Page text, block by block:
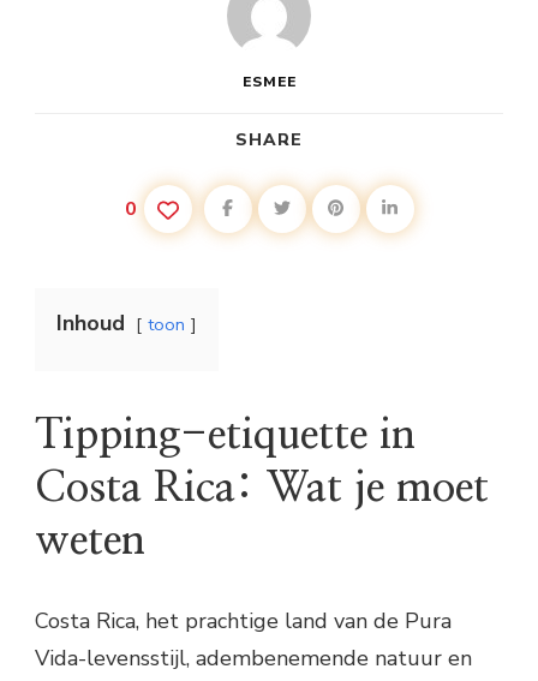
ESMEE
SHARE
0
Inhoud toon
Tipping-etiquette in
Costa Rica: Wat je moet
weten
Costa Rica, het prachtige land van de Pura
Vida-levensstijl, adembenemende natuur en